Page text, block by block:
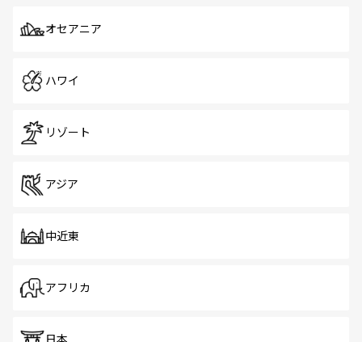
オセアニア
ハワイ
リゾート
アジア
中近東
アフリカ
日本